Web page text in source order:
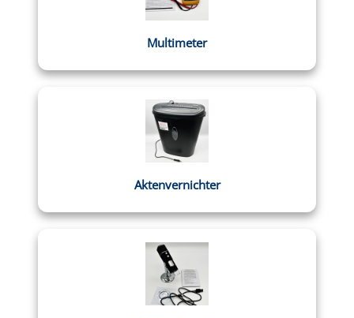
Multimeter
Aktenvernichter